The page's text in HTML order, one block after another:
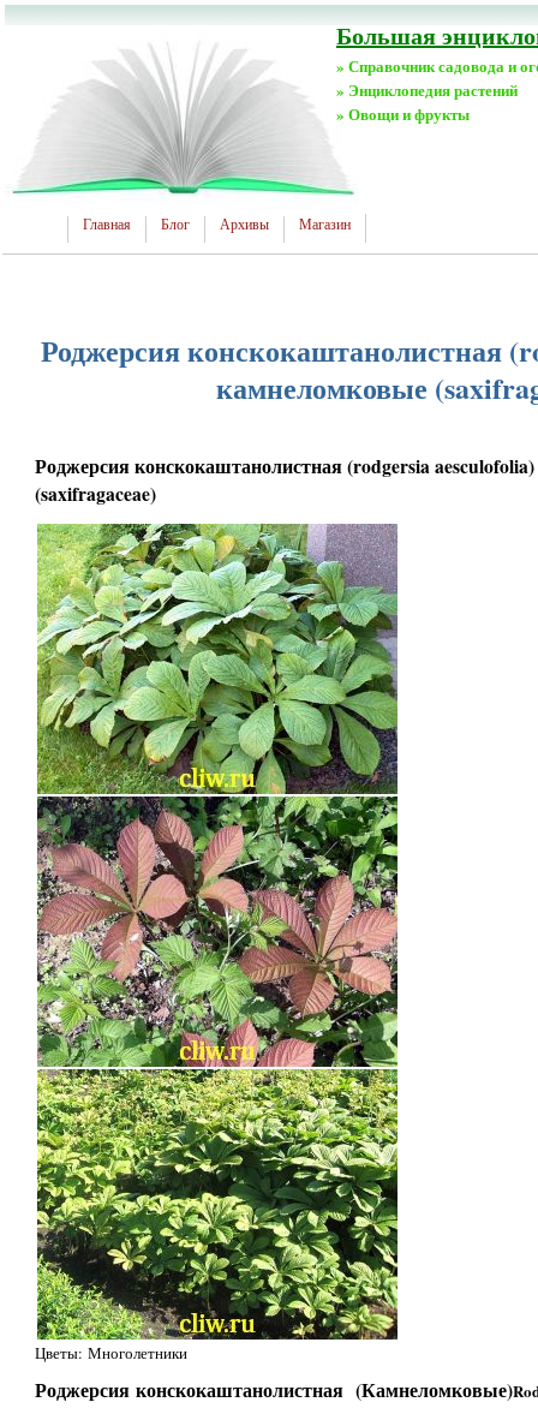
Большая
» Справочник садовода и
» Энциклопедия растений
» Овощи и фрукты
Главная Блог Архивы Магазин
Роджерсия конскокаштанолистная
камнеломковые
Роджерсия конскокаштанолистная (rodgersia
(saxifragaceae)
Цветы: Многолетники
Роджерсия конскокаштанолистная (Камнеломковые)